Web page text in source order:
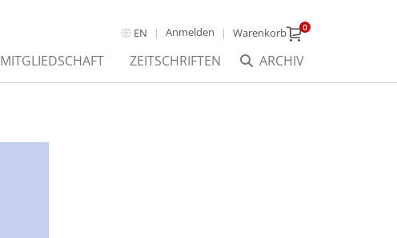
EN Anmelden Warenkorb 0
ARCHIV
MITGLIEDSCHAFT ZEITSCHRIFTEN